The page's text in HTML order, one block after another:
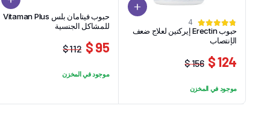
4
حبوب Erectin إيركتين لعلاج ضعف
الإنتصاب
156 $
هو:
124 $
هو:
موجود في المخزن
حبوب فيتامان بلس Vitaman Plus
للمشاكل الجنسية
112 $
الأصلي
95 $
الحاليموجود في المخزن